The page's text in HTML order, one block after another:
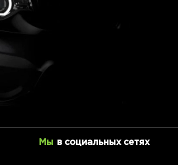
Мы в социальных сетях